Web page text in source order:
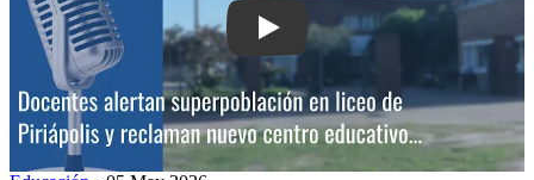
Play: Docentes alertan